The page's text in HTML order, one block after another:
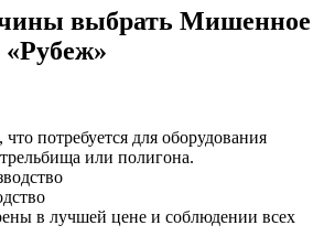
выбрать Мишенное
«Рубеж»
потребуется для оборудования
или полигона.
в лучшей цене и соблюдении всех